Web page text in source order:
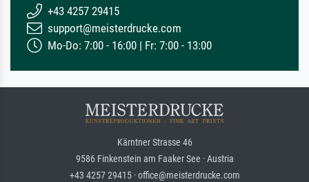
+43 4257 29415
support@meisterdrucke.com
Mo-Do: 7:00 - 16:00 | Fr: 7:00 - 13:00
Kärntner Strasse 46
9586 Finkenstein am Faaker See · Austria
+43 4257 29415 · office@meisterdrucke.com